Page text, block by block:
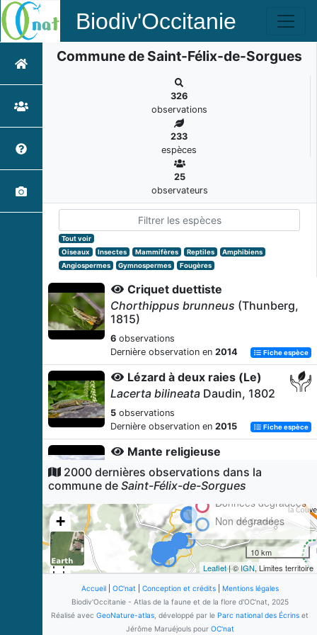
Biodiv'Occitanie
Commune de Saint-Félix-de-Sorgues
326
observations
233
espèces
25
observateurs
Tout voir
Oiseaux
Insectes Mammifères Reptiles
Amphibiens
Angiospermes
Gymnospermes Fougères
Criquet duettiste
Chorthippus brunneus (Thunberg,
1815)
6 observations
Dernière observation en 2014 Fiche espèce
Lézard à deux raies (Le)
Lacerta bilineata Daudin, 1802
5 observations
Dernière observation en 2015 Fiche espèce
Mante religieuse
Mantis religiosa(Linnaeus, 1758)
4observations
Grillon des bois
Nemobius sylvestris(Bosc, 1792)
observations
Dernière observation en2014 Fiche espèce
OEdipode automnale
Aiolopus strepens(Latreille, 1804)
2000 dernières observations dans la
commune de Saint-Félix-de-Sorgues
+
Données dégradées
Non dégradées
10 km
Leaflet| © IGN, Limites territoire
Accueil| OC'nat| Conception et crédits| Mentions légales
Biodiv'Occitanie - Atlas de la faune et de la flore d'OC'nat, 2025
Réalisé avec GeoNature-atlas , développé par le Parc national des Écrins et
Jérôme Maruéjouls pour OC'nat